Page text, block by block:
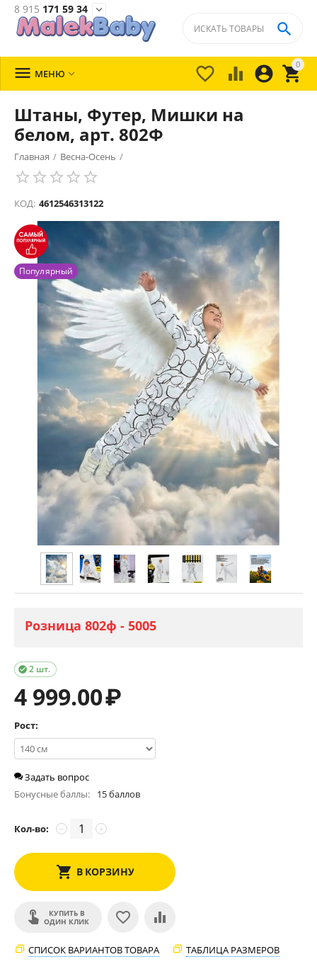
8 915 171 59 34 
0


 

 МЕНЮ 
Штаны, Футер, Мишки на
белом, арт. 802Ф
Главная / Весна-Осень /
КОД: 4612546313122
Популярный
Розница 802ф - 5005
2 шт.

4 999.00₽
Рост:
Задать вопрос
Бонусные баллы:
15 баллов
Кол-во: +
−
В КОРЗИНУ
КУПИТЬ В
ОДИН КЛИК
СПИСОК ВАРИАНТОВ ТОВАРА ТАБЛИЦА РАЗМЕРОВ